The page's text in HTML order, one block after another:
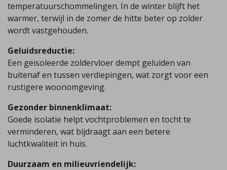
temperatuurschommelingen. In de winter blijft het
warmer, terwijl in de zomer de hitte beter op zolder
wordt vastgehouden.
Geluidsreductie:
Een geïsoleerde zoldervloer dempt geluiden van
buitenaf en tussen verdiepingen, wat zorgt voor een
rustigere woonomgeving.
Gezonder binnenklimaat:
Goede isolatie helpt vochtproblemen en tocht te
verminderen, wat bijdraagt aan een betere
luchtkwaliteit in huis.
Duurzaam en milieuvriendelijk: